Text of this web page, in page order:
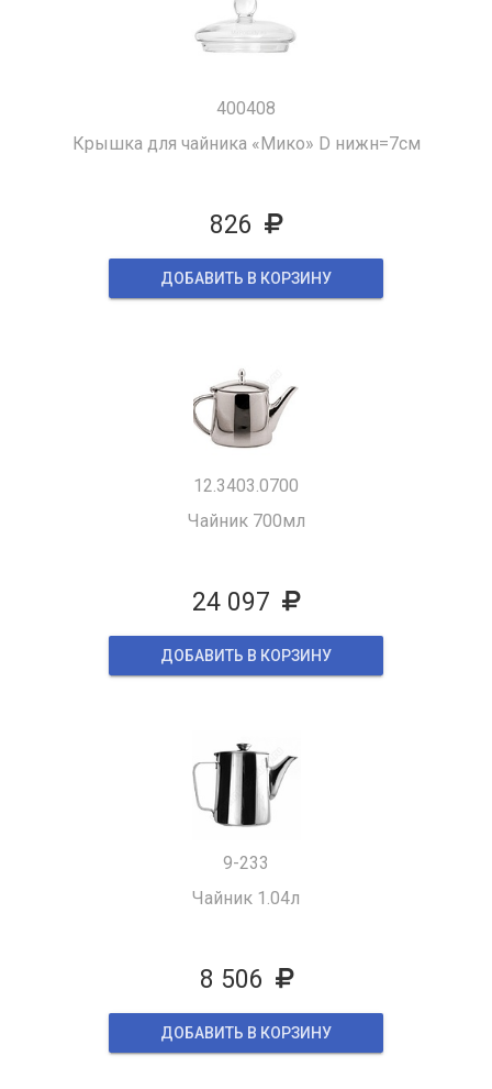
400408
Крышка для чайника «Мико» D нижн=7см
826
ДОБАВИТЬ В КОРЗИНУ
12.3403.0700
Чайник 700мл
24 097
ДОБАВИТЬ В КОРЗИНУ
9-233
Чайник 1.04л
8 506
ДОБАВИТЬ В КОРЗИНУ